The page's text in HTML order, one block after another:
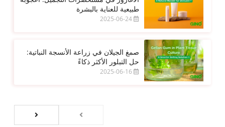
طبيعية للعناية بالبشرة
2025-06-24
صمغ الجيلان في زراعة الأنسجة النباتية:
حل التبلور الأكثر ذكاءً
2025-06-16